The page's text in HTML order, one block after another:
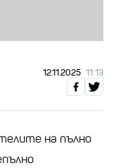
12.11.2025 11:13
на пълно